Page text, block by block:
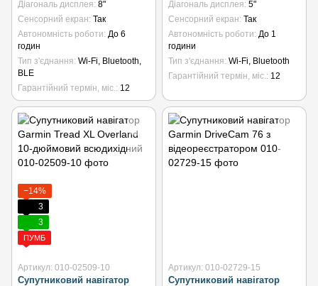
Діагональ дисплея 8"
Сенсорний екран Так
Автономність роботи До 6
годин
Тип з'єднання Wi-Fi, Bluetooth,
BLE
Гарантійний термін, міс.
12
Діагональ дисплея 5"
Сенсорний екран Так
Автономність роботи До 1
години
Тип з'єднання Wi-Fi, Bluetooth
Гарантійний термін, міс.
12
−14%
3
3
ПУМБ
Артикул: 010-02509-10
Супутниковий навігатор
Артикул: 010-02729-15
Супутниковий навігатор